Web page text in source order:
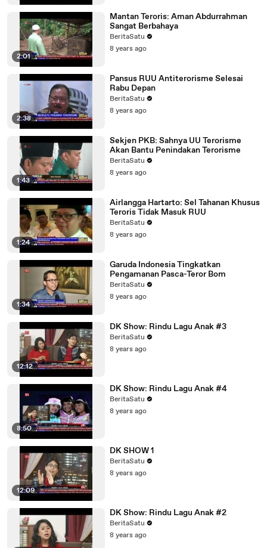
2:01
Mantan Teroris: Aman Abdurrahman
Sangat Berbahaya
BeritaSatu
8 years ago
2:38
Pansus RUU Antiterorisme Selesai
Rabu Depan
BeritaSatu
8 years ago
1:43
Sekjen PKB: Sahnya UU Terorisme
Akan Bantu Penindakan Terorisme
BeritaSatu
8 years ago
1:24
Airlangga Hartarto: Sel Tahanan Khusus
Teroris Tidak Masuk RUU
BeritaSatu
8 years ago
1:34
Garuda Indonesia Tingkatkan
Pengamanan Pasca-Teror Bom
BeritaSatu
8 years ago
12:12
DK Show: Rindu Lagu Anak #3
BeritaSatu
8 years ago
8:50
DK Show: Rindu Lagu Anak #4
BeritaSatu
8 years ago
12:09
DK SHOW 1
BeritaSatu
8 years ago
DK Show: Rindu Lagu Anak #2
BeritaSatu
8 years ago